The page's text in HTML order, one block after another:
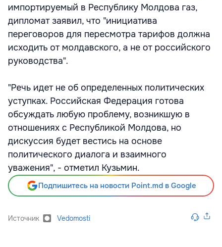
импортируемый в Республику Молдова газ,
дипломат заявил, что "инициатива
переговоров для пересмотра тарифов должна
исходить от молдавского, а не от российского
руководства".
"Речь идет не об определенных политических
уступках. Российская Федерация готова
обсуждать любую проблему, возникшую в
отношениях с Республикой Молдова, но
дискуссия будет вестись на основе
политического диалога и взаимного
уважения", - отметил Кузьмин.
Подпишитесь на новости Point.md в Google
Источник Vedomosti